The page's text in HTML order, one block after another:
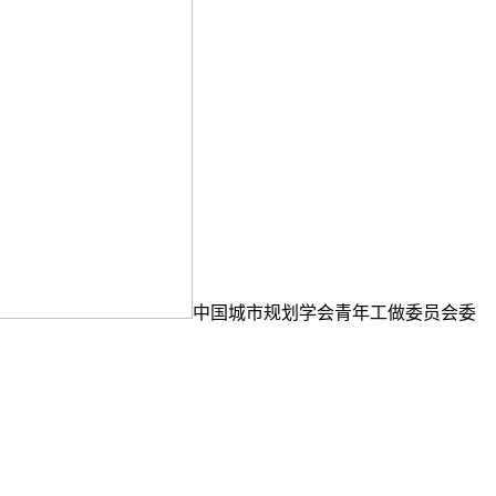
中国城市规划学会青年工做委员会委